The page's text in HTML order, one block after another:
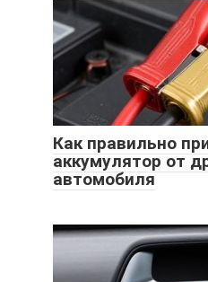
Как правильно
аккумулятор от
автомобиля